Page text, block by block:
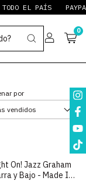
PAÍS PAYPAL
0
por
On! Jazz Graham
y Bajo - Made In